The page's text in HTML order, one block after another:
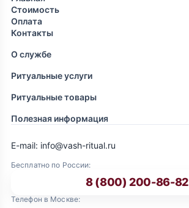
Стоимость
Оплата
Контакты
О службе
Ритуальные услуги
Ритуальные товары
Полезная информация
Бесплатно по России:
8 (800) 200-86-82
Телефон в Москве:
E-mail: info@vash-ritual.ru